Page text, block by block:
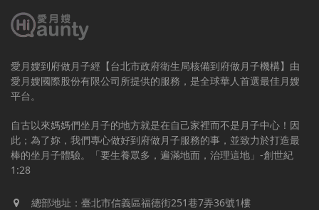
愛月嫂到府做月子經【台北市政府衛生局核備到府做月子機構】由
愛月嫂國際股份有限公司所提供的服務，是全球華人首選最佳月嫂
平台。
自古以來媽媽們坐月子的地方就是在自己家裡而不是月子中心！因
此；為了妳，我們專心做好到府做月子服務的事，並致力於打造最
棒的坐月子體驗。「要生養眾多，遍滿地面，治理這地」-創世紀
1:28
總部地址：臺北市信義區福德街251巷7弄36號1樓